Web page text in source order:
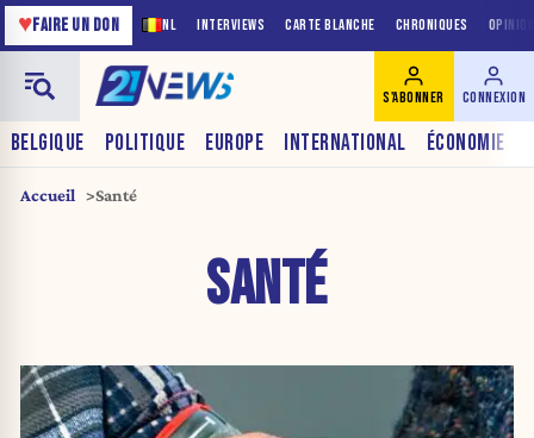
NL INTERVIEWS CARTE BLANCHE CHRONIQUES
♥FAIRE UN DON
BELGIQUE POLITIQUE EUROPE INTERNATIONAL ÉCONOMIE
S'ABONNER CONNEXION
Accueil Santé
SANTÉ